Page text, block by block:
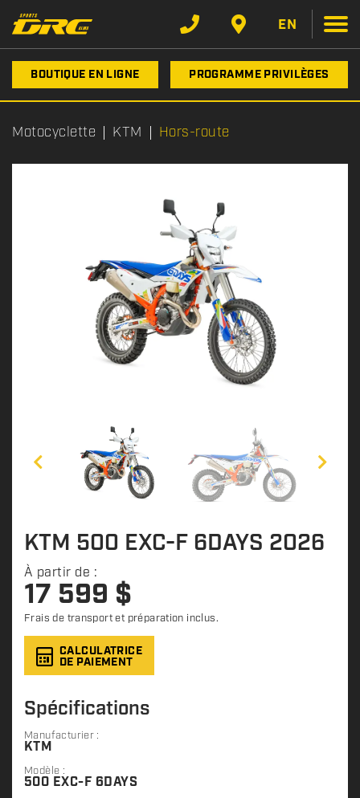
EN
BOUTIQUE EN LIGNE PROGRAMME PRIVILÈGES
Motocyclette KTM Hors-route
KTM 500 EXC-F 6DAYS 2026
À partir de :
17 599 $
Frais de transport et préparation inclus.
CALCULATRICE
DE PAIEMENT
Spécifications
Manufacturier :
KTM
Modèle :
500 EXC-F 6DAYS